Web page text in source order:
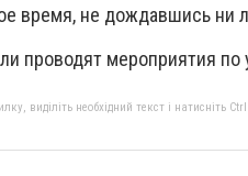
время, не дождавшись ни
проводят мероприятия
виділіть необхідний текст і натисніть